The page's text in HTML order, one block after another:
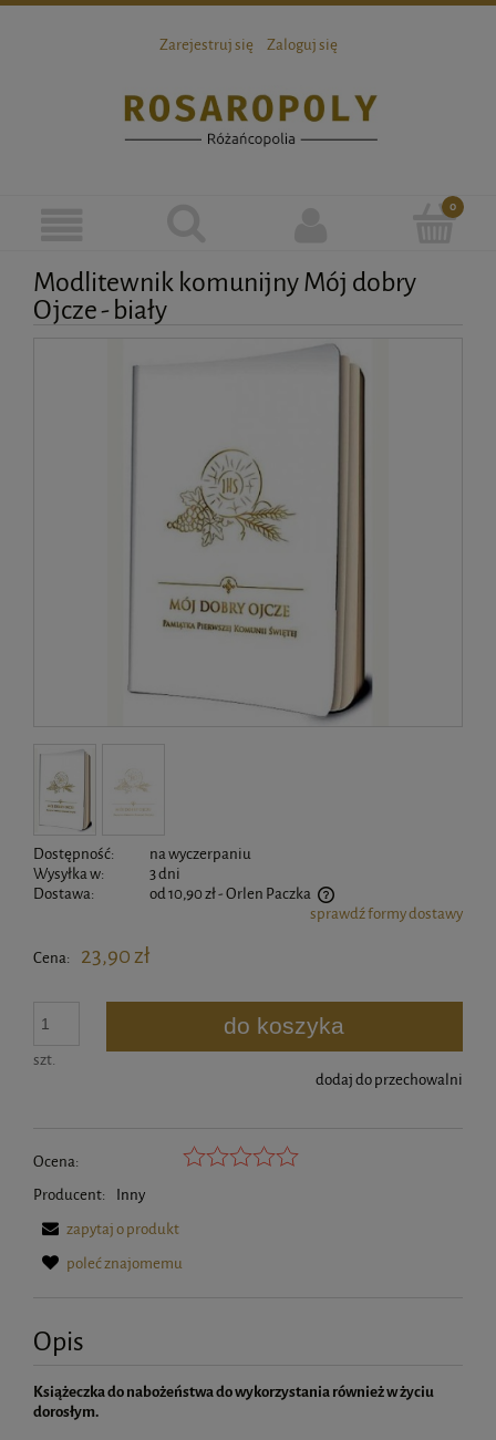
Zarejestruj się Zaloguj się
Modlitewnik komunijny Mój dobry
Ojcze - biały
Dostępność:
na wyczerpaniu
Wysyłka w:
3 dni
Dostawa:
od 10,90 zł- Orlen Paczka
Cena nie zawiera ewentualnych kosztów płatnościsprawdź formy dostawy
Cena: 23,90 zł
szt.
do koszyka
dodaj do przechowalni
Ocena:
Producent:
Inny
zapytaj o produkt
poleć znajomemu
Opis
Książeczka do nabożeństwa do wykorzystania również w życiu
dorosłym.